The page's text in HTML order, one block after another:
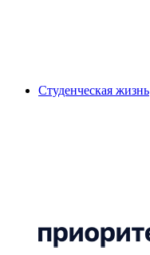
Студенческая жизнь